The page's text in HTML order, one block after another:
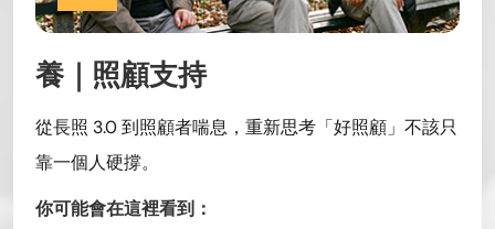
養｜照顧支持
從長照 3.0 到照顧者喘息，重新思考「好照顧」不該只
靠一個人硬撐。
你可能會在這裡看到：